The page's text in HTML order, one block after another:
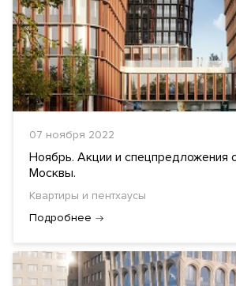
07 ноября 2022
Ноябрь. Акции и спецпредложения
Москвы.
Квартиры и пентхаусы
Подробнее